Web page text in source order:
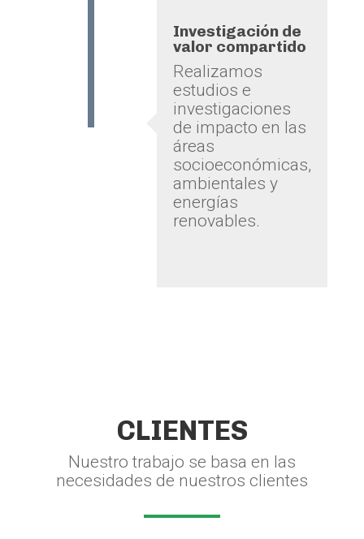
Investigación de
valor compartido
Realizamos
estudios e
investigaciones
de impacto en las
áreas
socioeconómicas,
ambientales y
energías
renovables.
CLIENTES
Nuestro trabajo se basa en las
necesidades de nuestros clientes